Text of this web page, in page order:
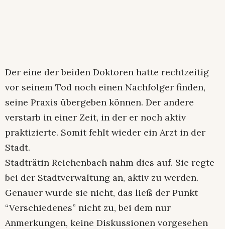
Der eine der beiden Doktoren hatte rechtzeitig
vor seinem Tod noch einen Nachfolger finden,
seine Praxis übergeben können. Der andere
verstarb in einer Zeit, in der er noch aktiv
praktizierte. Somit fehlt wieder ein Arzt in der
Stadt.
Stadträtin Reichenbach nahm dies auf. Sie regte
bei der Stadtverwaltung an, aktiv zu werden.
Genauer wurde sie nicht, das ließ der Punkt
“Verschiedenes” nicht zu, bei dem nur
Anmerkungen, keine Diskussionen vorgesehen